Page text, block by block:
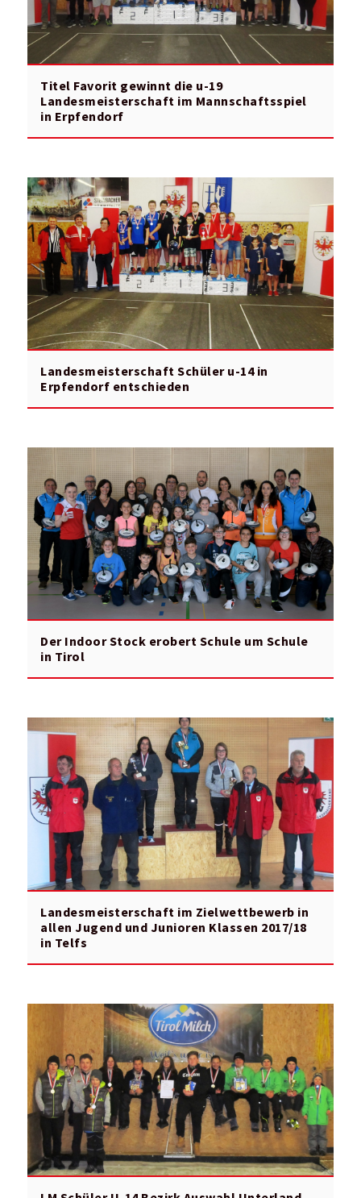
Titel Favorit gewinnt die u-19
Landesmeisterschaft im Mannschaftsspiel
in Erpfendorf
Landesmeisterschaft Schüler u-14 in
Erpfendorf entschieden
Der Indoor Stock erobert Schule um Schule
in Tirol
Landesmeisterschaft im Zielwettbewerb in
allen Jugend und Junioren Klassen 2017/18
in Telfs